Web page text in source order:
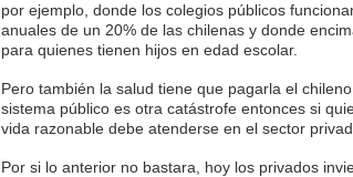
por ejemplo, donde los colegios públicos
anuales de un 20% de las chilenas y donde
para quienes tienen hijos en edad escolar.
Pero también la salud tiene que pagarla el
sistema público es otra catástrofe entonces si
vida razonable debe atenderse en el sector
Por si lo anterior no bastara, hoy los privados